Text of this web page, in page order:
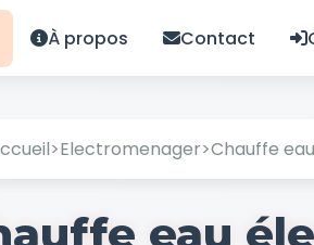
À propos Contact
>Electromenager>Chauffe eau
eau